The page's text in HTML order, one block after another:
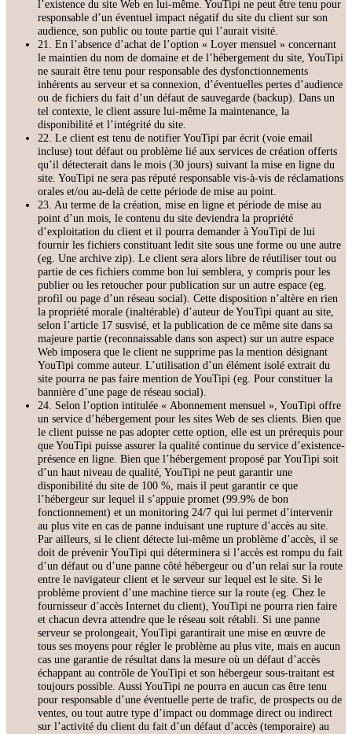
l’existence du site Web en lui-même. YouTipi ne peut être tenu pour
responsable d’un éventuel impact négatif du site du client sur son
audience, son public ou toute partie qui l’aurait visité.
21. En l’absence d’achat de l’option « Loyer mensuel » concernant
le maintien du nom de domaine et de l’hébergement du site, YouTipi
ne saurait être tenu pour responsable des dysfonctionnements
inhérents au serveur et sa connexion, d’éventuelles pertes d’audience
ou de fichiers du fait d’un défaut de sauvegarde (backup). Dans un
tel contexte, le client assure lui-même la maintenance, la
disponibilité et l’intégrité du site.
22. Le client est tenu de notifier YouTipi par écrit (voie email
incluse) tout défaut ou problème lié aux services de création offerts
qu’il détecterait dans le mois (30 jours) suivant la mise en ligne du
site. YouTipi ne sera pas réputé responsable vis-à-vis de réclamations
orales et/ou au-delà de cette période de mise au point.
23. Au terme de la création, mise en ligne et période de mise au
point d’un mois, le contenu du site deviendra la propriété
d’exploitation du client et il pourra demander à YouTipi de lui
fournir les fichiers constituant ledit site sous une forme ou une autre
(eg. Une archive zip). Le client sera alors libre de réutiliser tout ou
partie de ces fichiers comme bon lui semblera, y compris pour les
publier ou les retoucher pour publication sur un autre espace (eg.
profil ou page d’un réseau social). Cette disposition n’altère en rien
la propriété morale (inaltérable) d’auteur de YouTipi quant au site,
selon l’article 17 susvisé, et la publication de ce même site dans sa
majeure partie (reconnaissable dans son aspect) sur un autre espace
Web imposera que le client ne supprime pas la mention désignant
YouTipi comme auteur. L’utilisation d’un élément isolé extrait du
site pourra ne pas faire mention de YouTipi (eg. Pour constituer la
bannière d’une page de réseau social).
24. Selon l’option intitulée « Abonnement mensuel », YouTipi offre
un service d’hébergement pour les sites Web de ses clients. Bien que
le client puisse ne pas adopter cette option, elle est un prérequis pour
que YouTipi puisse assurer la qualité continue du service d’existence-
présence en ligne. Bien que l’hébergement proposé par YouTipi soit
d’un haut niveau de qualité, YouTipi ne peut garantir une
disponibilité du site de 100 %, mais il peut garantir ce que
l’hébergeur sur lequel il s’appuie promet (99.9% de bon
fonctionnement) et un monitoring 24/7 qui lui permet d’intervenir
au plus vite en cas de panne induisant une rupture d’accès au site.
Par ailleurs, si le client détecte lui-même un problème d’accès, il se
doit de prévenir YouTipi qui déterminera si l’accès est rompu du fait
d’un défaut ou d’une panne côté hébergeur ou d’un relai sur la route
entre le navigateur client et le serveur sur lequel est le site. Si le
problème provient d’une machine tierce sur la route (eg. Chez le
fournisseur d’accès Internet du client), YouTipi ne pourra rien faire
et chacun devra attendre que le réseau soit rétabli. Si une panne
serveur se prolongeait, YouTipi garantirait une mise en œuvre de
tous ses moyens pour régler le problème au plus vite, mais en aucun
cas une garantie de résultat dans la mesure où un défaut d’accès
échappant au contrôle de YouTipi et son hébergeur sous-traitant est
toujours possible. Aussi YouTipi ne pourra en aucun cas être tenu
pour responsable d’une éventuelle perte de trafic, de prospects ou de
ventes, ou tout autre type d’impact ou dommage direct ou indirect
sur l’activité du client du fait d’un défaut d’accès (temporaire) au